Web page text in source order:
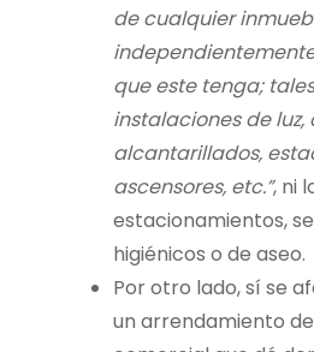
de cualquier
que este tenga;
instalaciones de luz,
alcantarillados,
ascensores, etc.”, ni
estacionamientos,
higiénicos o de aseo.
Por otro lado, sí se
un arrendamiento